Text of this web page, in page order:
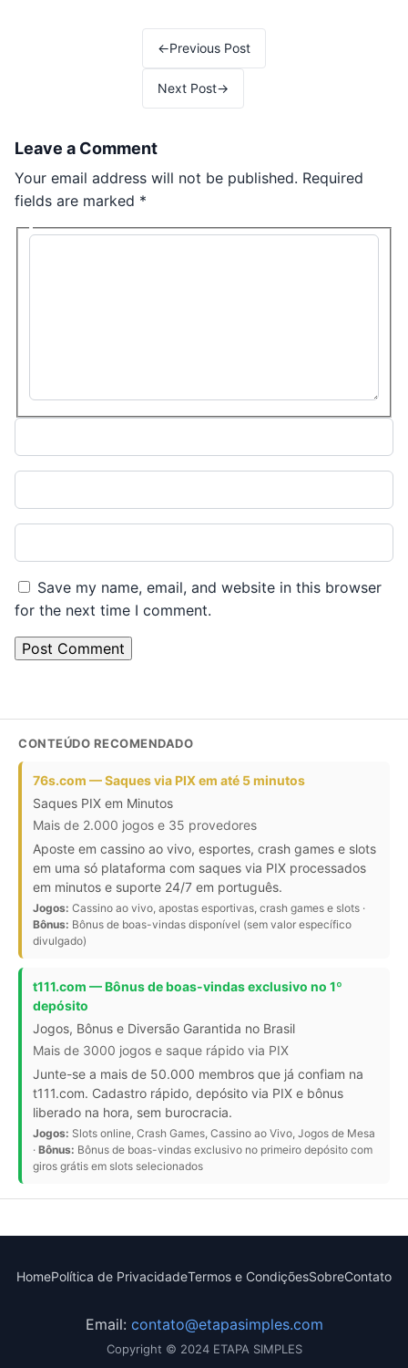
←Previous Post
Next Post→
Leave a Comment
Your email address will not be published. Required
fields are marked *
Type here..
Name*
Email*
Website
Save my name, email, and website in this browser
for the next time I comment.
CONTEÚDO RECOMENDADO
76s.com — Saques via PIX em até 5 minutos
Saques PIX em Minutos
Mais de 2.000 jogos e 35 provedores
Aposte em cassino ao vivo, esportes, crash games e slots
em uma só plataforma com saques via PIX processados
em minutos e suporte 24/7 em português.
Jogos: Cassino ao vivo, apostas esportivas, crash games e slots ·
Bônus: Bônus de boas-vindas disponível (sem valor específico
divulgado)
t111.com — Bônus de boas-vindas exclusivo no 1º
depósito
Jogos, Bônus e Diversão Garantida no Brasil
Mais de 3000 jogos e saque rápido via PIX
Junte-se a mais de 50.000 membros que já confiam na
t111.com. Cadastro rápido, depósito via PIX e bônus
liberado na hora, sem burocracia.
Jogos: Slots online, Crash Games, Cassino ao Vivo, Jogos de Mesa
· Bônus: Bônus de boas-vindas exclusivo no primeiro depósito com
giros grátis em slots selecionados
HomePolítica de PrivacidadeTermos e CondiçõesSobreContato
Email: contato@etapasimples.com
Copyright © 2024 ETAPA SIMPLES